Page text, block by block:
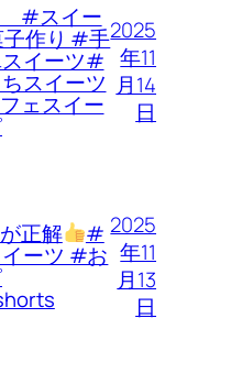
イー
作り #手
イーツ#
スイーツ
ェスイー
2025
年11
月14
日
正解 #
ーツ #お
2025
年11
月13
日